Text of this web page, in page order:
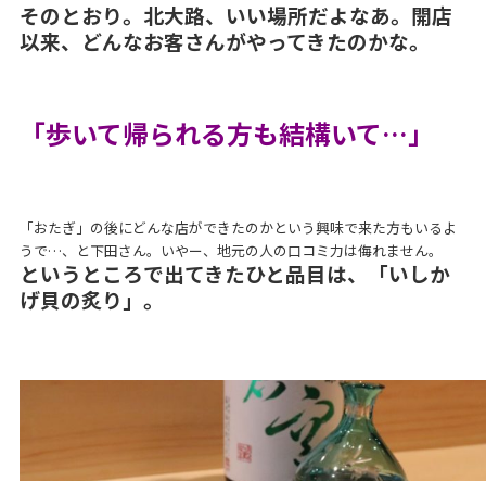
そのとおり。北大路、いい場所だよなあ。開店
以来、どんなお客さんがやってきたのかな。
「歩いて帰られる方も結構いて…」
「おたぎ」の後にどんな店ができたのかという興味で来た方もいるよ
うで…、と下田さん。いやー、地元の人の口コミ力は侮れません。
というところで出てきたひと品目は、「いしか
げ貝の炙り」。